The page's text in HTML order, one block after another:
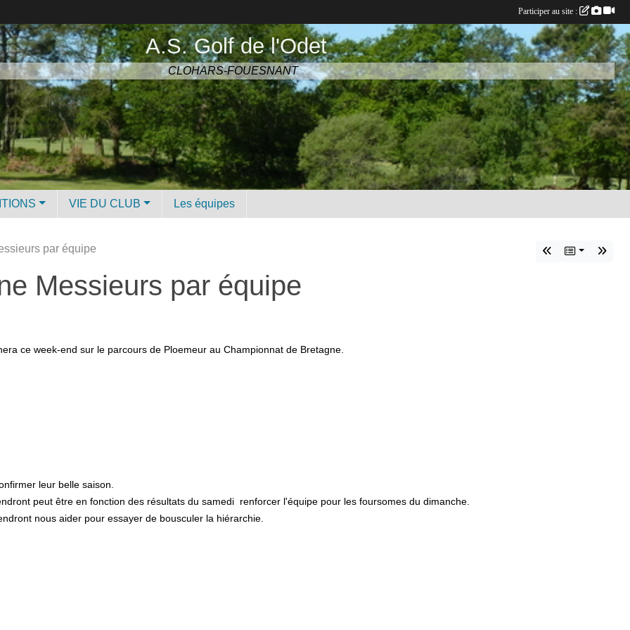
A.S. Golf de l'Odet
CLOHARS-FOUESNANT
VIE DU CLUB Les équipes
par équipe
Messieurs par équipe
ce week-end sur le parcours de Ploemeur au Championnat de Bretagne.
leur belle saison.
peut être en fonction des résultats du samedi renforcer l'équipe pour les foursomes du dimanche.
nous aider pour essayer de bousculer la hiérarchie.
Participer au site :